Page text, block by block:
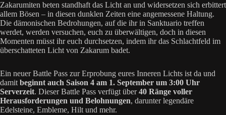
Zakarumiten beten standhaft das Licht an und widersetzen sich erbittert
allem Bösen – in diesen dunklen Zeiten eine angemessene Haltung.
Die dämonischen Bedrohungen, auf die ihr in Sanktuario treffen
werdet, werden versuchen, euch zu überwältigen, doch in diesen
Momenten müsst ihr euch durchsetzen, indem ihr das Schlachtfeld im
überschatteten Licht von Zakarum badet.
Ein neuer Battle Pass zur Erprobung eures Inneren Lichts ist da und
damit beginnt auch Saison 4 am 1. September um 3:00 Uhr
Serverzeit. Dieser Battle Pass verfügt über40 Ränge voller
Herausforderungen und Belohnungen, darunter legendäre
Edelsteine, Embleme, Hilt und mehr.